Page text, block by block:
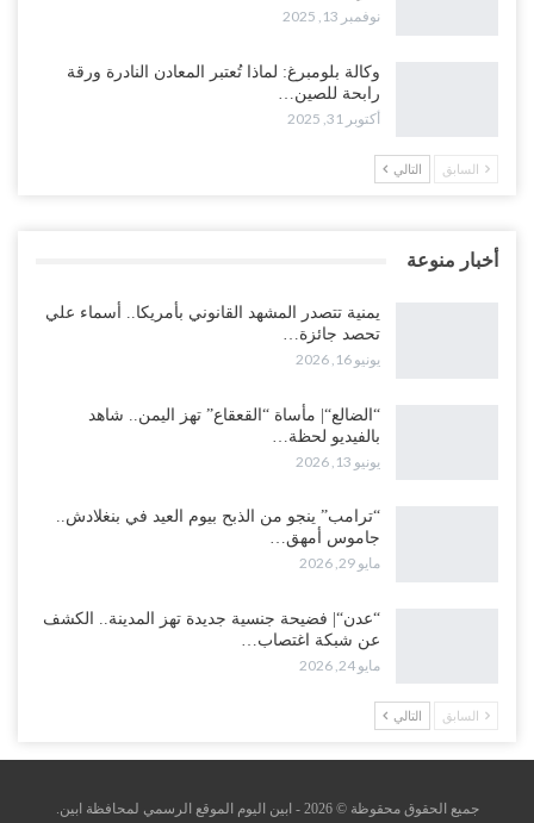
نوفمبر 13, 2025
وكالة بلومبرغ: لماذا تُعتبر المعادن النادرة ورقة
رابحة للصين…
أكتوبر 31, 2025
السابق التالي
أخبار منوعة
يمنية تتصدر المشهد القانوني بأمريكا.. أسماء علي
تحصد جائزة…
يونيو 16, 2026
“الضالع“| مأساة “القعقاع” تهز اليمن.. شاهد
بالفيديو لحظة…
يونيو 13, 2026
“ترامب” ينجو من الذبح بيوم العيد في بنغلادش..
جاموس أمهق…
مايو 29, 2026
“عدن“| فضيحة جنسية جديدة تهز المدينة.. الكشف
عن شبكة اغتصاب…
مايو 24, 2026
السابق التالي
جميع الحقوق محقوظة © 2026 - ابين اليوم الموقع الرسمي لمحافظة ابين.